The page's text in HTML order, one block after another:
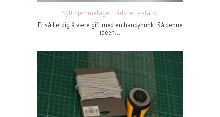
Nytt hjemmelaget trådsnelle stativ!
Er så heldig å være gift med en handyhunk! Så denne
ideen...